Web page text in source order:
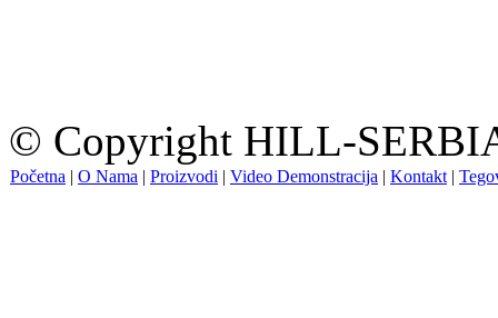
© Copyright HILL-
Početna | O Nama | Proizvodi | Video Demonstracija | Kontakt |